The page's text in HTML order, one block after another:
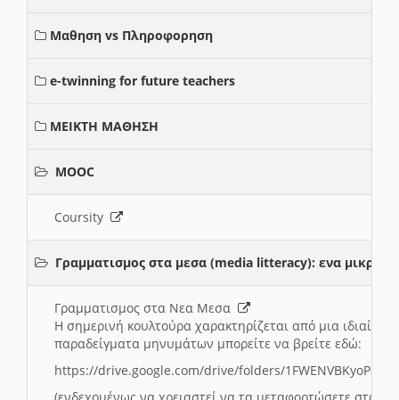
Μαθηση vs Πληροφορηση
e-twinning for future teachers
ΜΕΙΚΤΗ ΜΑΘΗΣΗ
MOOC
Coursity
Γραμματισμος στα μεσα (media litteracy): ενα μικρο
Γραμματισμος στα Νεα Μεσα
Η σημερινή κουλτούρα χαρακτηρίζεται από μια
παραδείγματα μηνυμάτων μπορείτε να βρείτε εδώ:
https://drive.google.com/drive/folders/